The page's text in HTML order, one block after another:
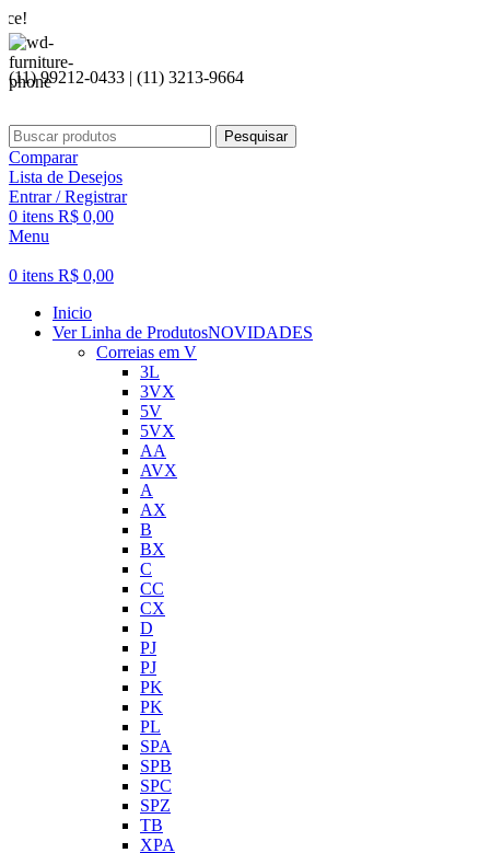
(11) 99212-0433 | (11) 3213-9664
Pesquisar
Comparar
Lista de Desejos
Entrar / Registrar
0 itens R$ 0,00
Menu
0 itens R$ 0,00
Inicio
Ver Linha de ProdutosNOVIDADES
Correias em V
3L
3VX
5V
5VX
AA
AVX
A
AX
B
BX
C
CC
CX
D
PJ
PJ
PK
PK
PL
SPA
SPB
SPC
SPZ
TB
XPA